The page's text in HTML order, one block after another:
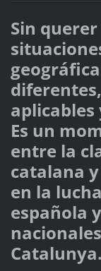
Sin
aplicables
Es un
entre la
catalana
en la
española
Catalunya.